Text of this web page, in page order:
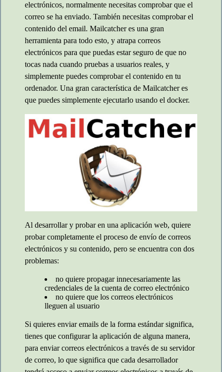
electrónicos, normalmente necesitas comprobar que el
correo se ha enviado. También necesitas comprobar el
contenido del email. Mailcatcher es una gran
herramienta para todo esto, y atrapa correos
electrónicos para que puedas estar seguro de que no
tocas nada cuando pruebas a usuarios reales, y
simplemente puedes comprobar el contenido en tu
ordenador. Una gran característica de Mailcatcher es
que puedes simplemente ejecutarlo usando el docker.
Al desarrollar y probar en una aplicación web, quiere
probar completamente el proceso de envío de correos
electrónicos y su contenido, pero se encuentra con dos
problemas:
no quiere propagar innecesariamente las
credenciales de la cuenta de correo electrónico
no quiere que los correos electrónicos
lleguen al usuario
Si quieres enviar emails de la forma estándar significa,
tienes que configurar la aplicación de alguna manera,
para enviar correos electrónicos a través de su servidor
de correo, lo que significa que cada desarrollador